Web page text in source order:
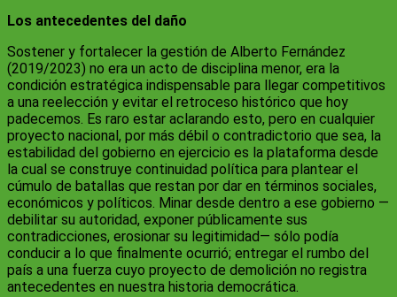
Los antecedentes del daño
Sostener y fortalecer la gestión de Alberto Fernández
(2019/2023) no era un acto de disciplina menor, era la
condición estratégica indispensable para llegar competitivos
a una reelección y evitar el retroceso histórico que hoy
padecemos. Es raro estar aclarando esto, pero en cualquier
proyecto nacional, por más débil o contradictorio que sea, la
estabilidad del gobierno en ejercicio es la plataforma desde
la cual se construye continuidad política para plantear el
cúmulo de batallas que restan por dar en términos sociales,
económicos y políticos. Minar desde dentro a ese gobierno —
debilitar su autoridad, exponer públicamente sus
contradicciones, erosionar su legitimidad— sólo podía
conducir a lo que finalmente ocurrió; entregar el rumbo del
país a una fuerza cuyo proyecto de demolición no registra
antecedentes en nuestra historia democrática.